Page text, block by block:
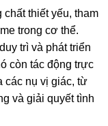
chất thiết yếu, tham
trong cơ thể.
trì và phát triển
còn tác động trực
các nụ vị giác, từ
và giải quyết tình